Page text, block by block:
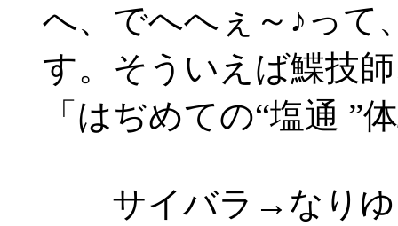
へ、でへへぇ～♪って
す。そういえば鰈技
「はぢめての“塩通 ”
サイバラ→なりゆ